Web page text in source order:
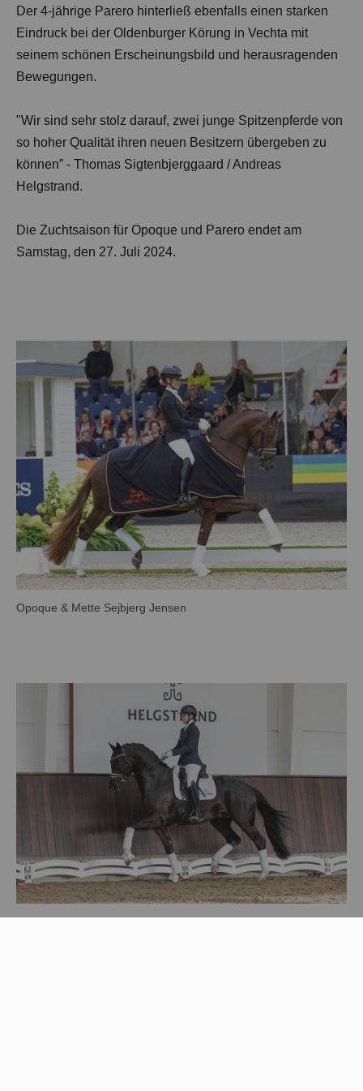
Der 4-jährige Parero hinterließ ebenfalls einen starken
Eindruck bei der Oldenburger Körung in Vechta mit
seinem schönen Erscheinungsbild und herausragenden
Bewegungen.
"Wir sind sehr stolz darauf, zwei junge Spitzenpferde von
so hoher Qualität ihren neuen Besitzern übergeben zu
können” - Thomas Sigtenbjerggaard / Andreas
Helgstrand.
Die Zuchtsaison für Opoque und Parero endet am
Samstag, den 27. Juli 2024.